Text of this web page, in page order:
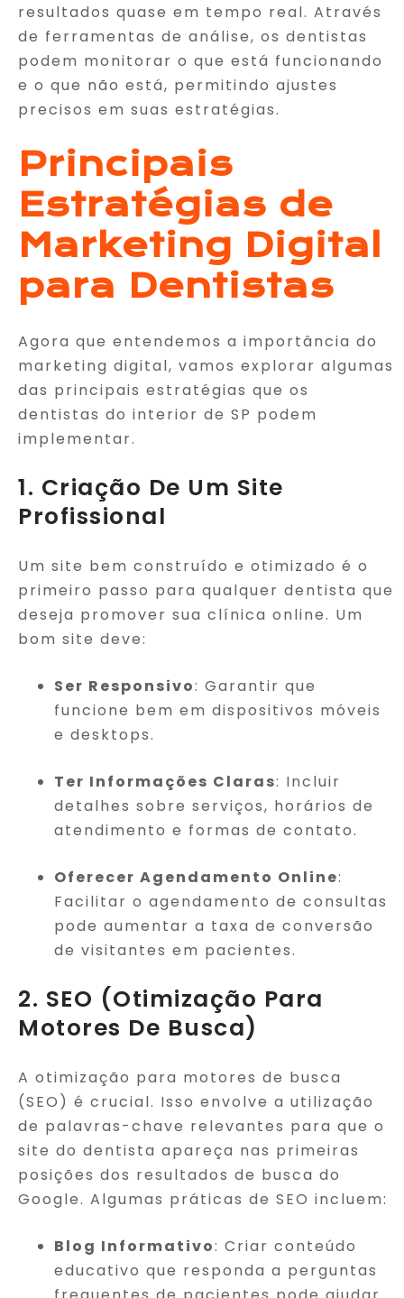
resultados quase em tempo real. Através
de ferramentas de análise, os dentistas
podem monitorar o que está funcionando
e o que não está, permitindo ajustes
precisos em suas estratégias.
Principais
Estratégias de
Marketing Digital
para Dentistas
Agora que entendemos a importância do
marketing digital, vamos explorar algumas
das principais estratégias que os
dentistas do interior de SP podem
implementar.
1. Criação De Um Site
Profissional
Um site bem construído e otimizado é o
primeiro passo para qualquer dentista que
deseja promover sua clínica online. Um
bom site deve:
Ser Responsivo: Garantir que
funcione bem em dispositivos móveis
e desktops.
Ter Informações Claras: Incluir
detalhes sobre serviços, horários de
atendimento e formas de contato.
Oferecer Agendamento Online:
Facilitar o agendamento de consultas
pode aumentar a taxa de conversão
de visitantes em pacientes.
2. SEO (Otimização Para
Motores De Busca)
A otimização para motores de busca
(SEO) é crucial. Isso envolve a utilização
de palavras-chave relevantes para que o
site do dentista apareça nas primeiras
posições dos resultados de busca do
Google. Algumas práticas de SEO incluem:
Blog Informativo: Criar conteúdo
educativo que responda a perguntas